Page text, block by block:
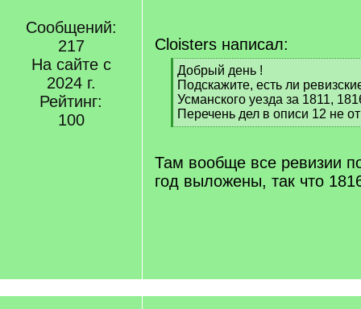
Сообщений:
217
На сайте с
2024 г.
Рейтинг:
100
Cloisters написал:
[
q
]
Добрый день !
Подскажите, есть ли
Усманского уезда за 1811,
Перечень дел в описи 12 не
[
q
]
Там вообще все ревизии
год выложены, так что